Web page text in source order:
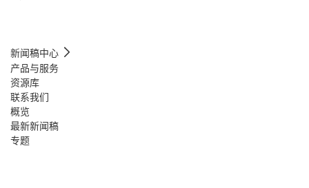
新闻稿中心
产品与服务
资源库
联系我们
概览
最新新闻稿
专题